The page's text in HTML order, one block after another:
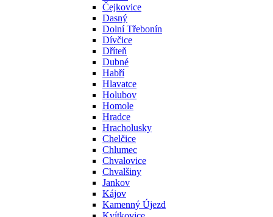
Čejkovice
Dasný
Dolní Třebonín
Dívčice
Dříteň
Dubné
Habří
Hlavatce
Holubov
Homole
Hradce
Hracholusky
Chelčice
Chlumec
Chvalovice
Chvalšiny
Jankov
Kájov
Kamenný Újezd